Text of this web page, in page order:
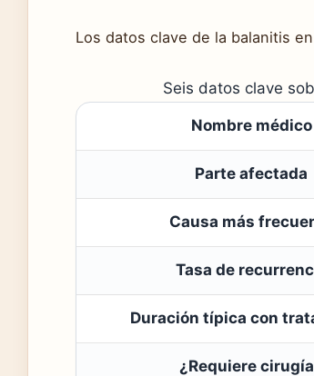
Los datos clave de la balanitis
Seis datos clave
Nombre médico
Parte afectada
Causa más
Tasa de
Duración típica con
¿Requiere